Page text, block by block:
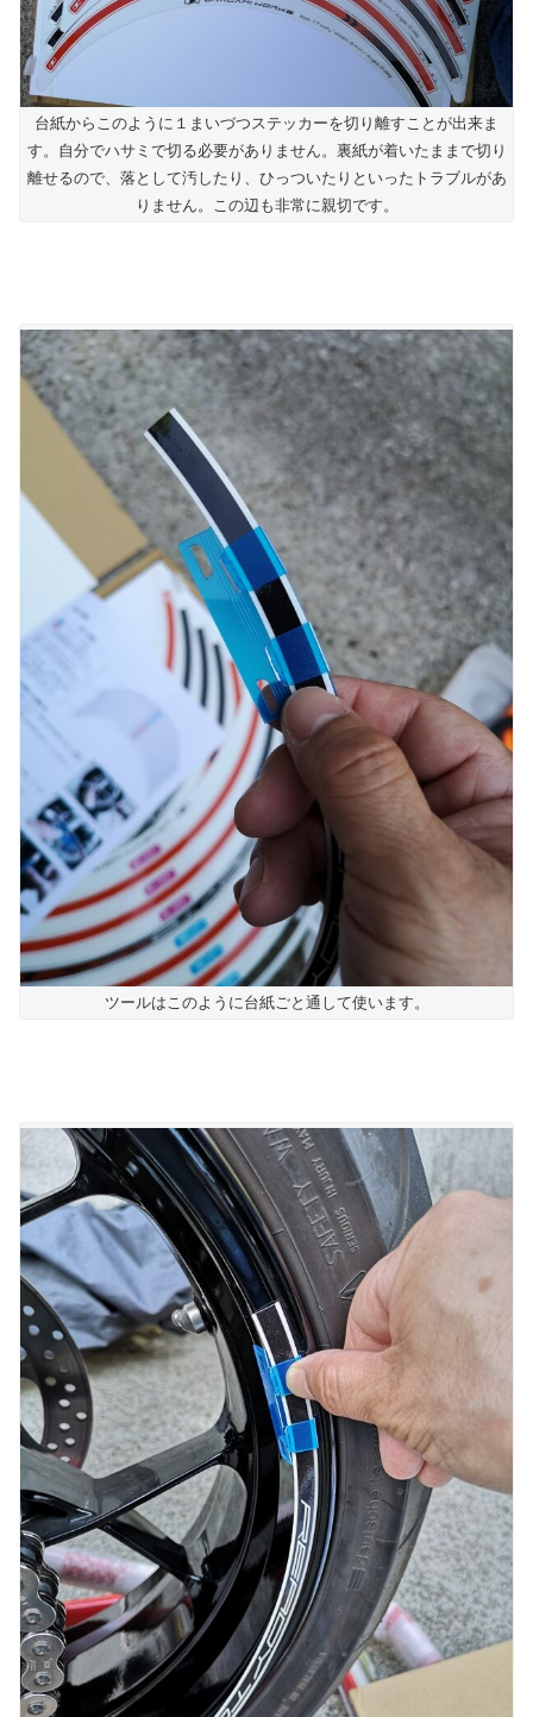
台紙からこのように１まいづつステッカーを切り離すことが出来ま
す。自分でハサミで切る必要がありません。裏紙が着いたままで切り
離せるので、落として汚したり、ひっついたりといったトラブルがあ
りません。この辺も非常に親切です。
ツールはこのように台紙ごと通して使います。